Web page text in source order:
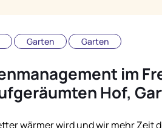
Garten Garten
im
Hof,
wärmer wird und wir mehr Zeit